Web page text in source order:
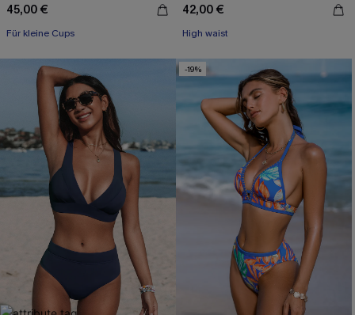
45,00 €
Für kleine Cups
42,00 €
High waist
-19%